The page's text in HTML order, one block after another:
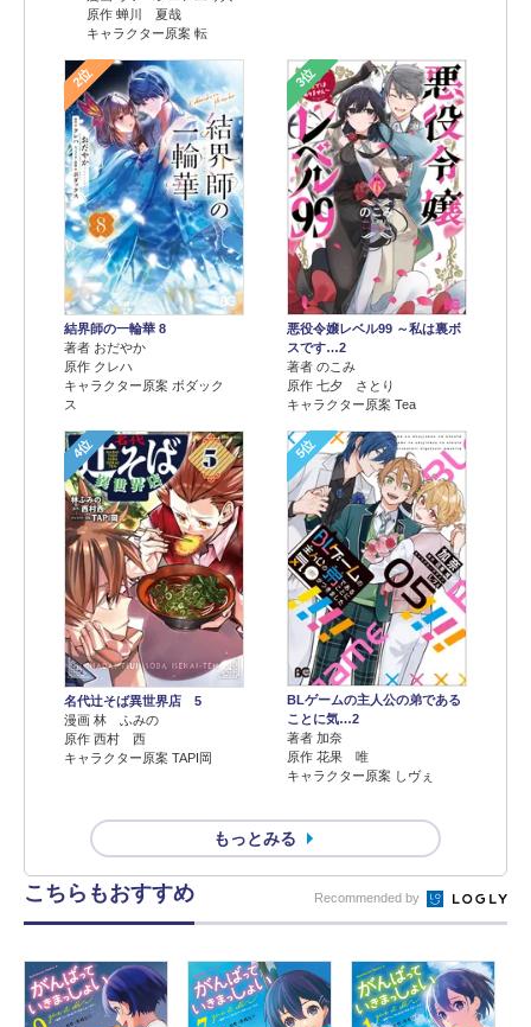
原作 蝉川 夏哉
キャラクター原案 転
2位
結界師の一輪華 8
著者 おだやか
原作 クレハ
キャラクター原案 ボダック
ス
3位
悪役令嬢レベル99 ～私は裏ボ
スです…2
著者 のこみ
原作 七夕 さとり
キャラクター原案 Tea
4位
名代辻そば異世界店 5
漫画 林 ふみの
原作 西村 西
キャラクター原案 TAPI岡
5位
BLゲームの主人公の弟である
ことに気…2
著者 加奈
原作 花果 唯
キャラクター原案 しヴぇ
もっとみる
こちらもおすすめ Recommended by